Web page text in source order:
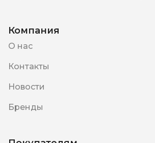
Компания
О нас
Контакты
Новости
Бренды